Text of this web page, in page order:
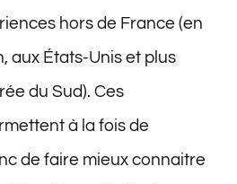
hors de France (en
aux États-Unis et plus
du Sud). Ces
à la fois de
de faire mieux connaitre